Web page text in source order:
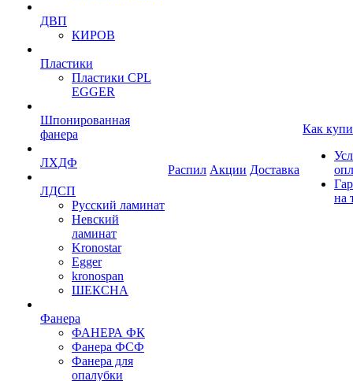
ДВП
КИРОВ
Пластики
Пластики CPL
EGGER
Шпонированная
фанера
ЛХДФ
ЛДСП
Русский ламинат
Невский
ламинат
Kronostar
Egger
kronospan
ШЕКСНА
Фанера
ФАНЕРА ФК
Фанера ФСФ
Фанера для
опалубки
Распил Акции Доставка
Как
на